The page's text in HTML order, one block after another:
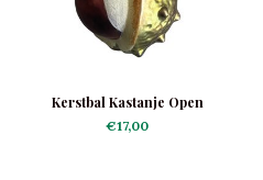
Kerstbal Kastanje Open
€17,00